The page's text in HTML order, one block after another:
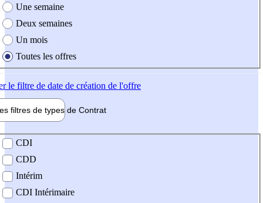
Une semaine
Deux semaines
Un mois
Toutes les offres
le filtre de date de création de l'offre
filtres de types de Contrat
contrat
CDI
CDD
Intérim
CDI Intérimaire